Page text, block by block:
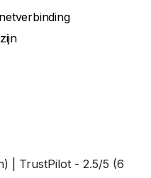
| TrustPilot - 2.5/5 (6